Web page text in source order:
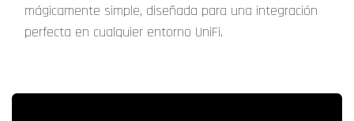
mágicamente simple, diseñada para una integración
perfecta en cualquier entorno UniFi.